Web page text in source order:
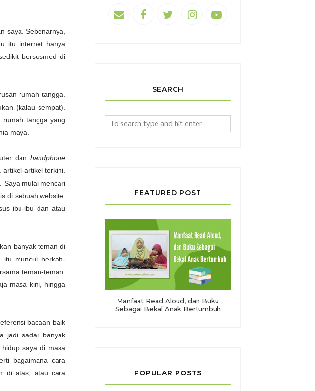
saya. Sebenarnya,
itu internet hanya
bersosmed di
rumah tangga.
(kalau sempat).
rumah tangga yang
maya.
dan handphone
artikel terkini.
Saya mulai mencari
di sebuah website.
ibu-ibu dan atau
banyak teman di
itu muncul berkah-
teman-teman.
masa kini, hingga
bacaan baik
jadi sadar banyak
saya di masa
bagaimana cara
di atas, atau cara
SEARCH
FEATURED POST
Manfaat Read Aloud, dan Buku
Sebagai Bekal Anak Bertumbuh
POPULAR POSTS